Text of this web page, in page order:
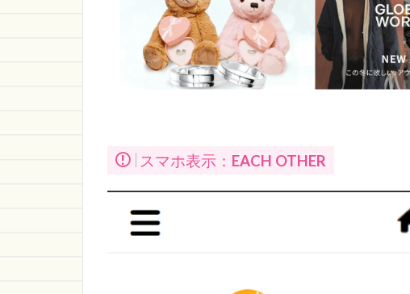
スマホ表示： EACH OTHER